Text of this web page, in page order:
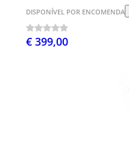
DISPONÍVEL POR ENCOMENDA
€ 399,00